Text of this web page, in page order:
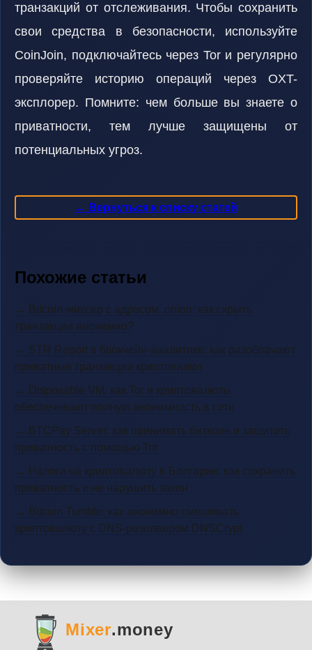
транзакций от отслеживания. Чтобы сохранить
свои средства в безопасности, используйте
CoinJoin, подключайтесь через Tor и регулярно
проверяйте историю операций через OXT-
эксплорер. Помните: чем больше вы знаете о
приватности, тем лучше защищены от
потенциальных угроз.
← Вернуться к списку статей
Похожие статьи
→ Bitcoin-миксер с адресом .onion: как скрыть
транзакции анонимно?
→ STR Report в блокчейн-аналитике: как разоблачают
приватные транзакции криптовалют
→ Disposable VM: как Tor и криптовалюты
обеспечивают полную анонимность в сети
→ BTCPay Server: как принимать биткоин и защитить
приватность с помощью Tor
→ Налоги на криптовалюту в Болгарии: как сохранить
приватность и не нарушить закон
→ Bitcoin Tumble: как анонимно смешивать
криптовалюту с DNS-резолвером DNSCrypt
Mixer.money